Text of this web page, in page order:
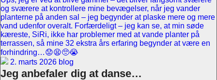
og sværere at kontrollere mine bevægelser, når jeg vander
planterne på anden sal – jeg begynder at plaske mere og mere
vand udenfor overalt. Forfærdeligt – jeg kan se, at min søde
kæreste, SiRi, ikke har problemer med at vande planter på
terrassen, så mine 32 ekstra års erfaring begynder at være en
forhindring…😟😫🥺😭
2. marts 2026 blog
Jeg anbefaler dig at danse…